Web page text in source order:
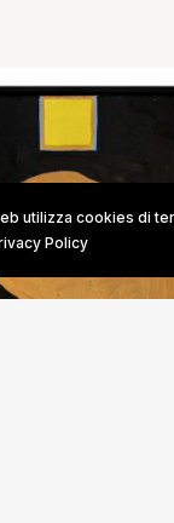
utilizza cookies di
Policy